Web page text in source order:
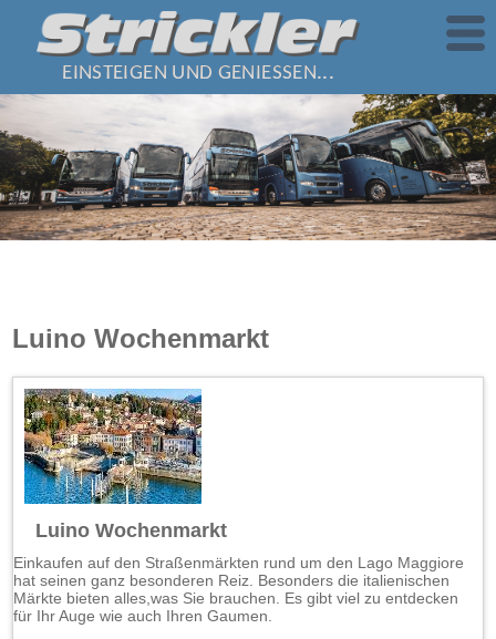
EINSTEIGEN UND GENIESSEN...